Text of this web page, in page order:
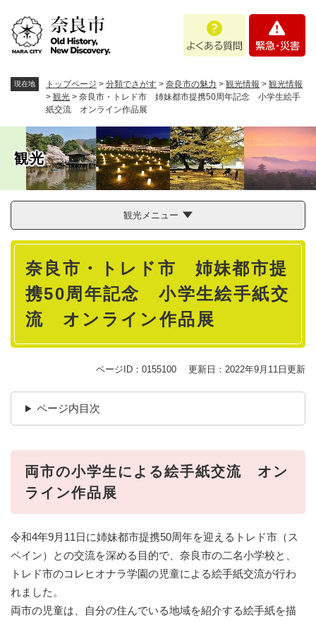
。
あ
問
・
現在地 トップページ > 分類でさがす > 奈良市の魅力 > 観光情報 > 観光情報
> 観光 > 奈良市・トレド市 姉妹都市提携50周年記念 小学生絵手
紙交流 オンライン作品展
観光
観光メニュー
本
奈良市・トレド市 姉妹都市提
携50周年記念 小学生絵手紙交
流 オンライン作品展
ページID：0155100 更新日：2022年9月11日更新
ページ内目次
両市の小学生による絵手紙交流 オン
ライン作品展
令和4年9月11日に姉妹都市提携50周年を迎えるトレド市（ス
ペイン）との交流を深める目的で、奈良市の二名小学校と、
トレド市のコレヒオナラ学園の児童による絵手紙交流が行わ
れました。
両市の児童は、自分の住んでいる地域を紹介する絵手紙を描